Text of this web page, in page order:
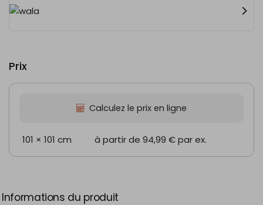
Prix
Calculez le prix en ligne
101 × 101 cm à partir de 94,99 €par ex.
Informations du produit